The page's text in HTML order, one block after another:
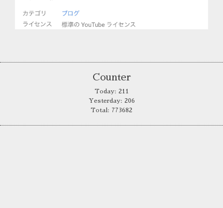
Counter
Today: 211
Yesterday: 206
Total: 773682